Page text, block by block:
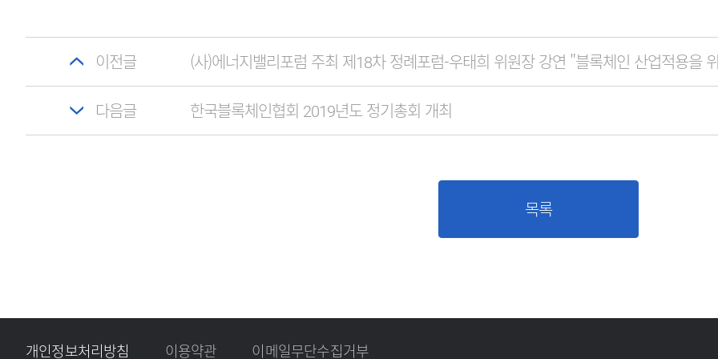
이전글 (사)에너지밸리포럼 주최 제18차 정례포럼-우태희 위원장 강연 "블록체인 산업적용을
다음글 한국블록체인협회 2019년도 정기총회 개최
목록
개인정보처리방침 이용약관 이메일무단수집거부